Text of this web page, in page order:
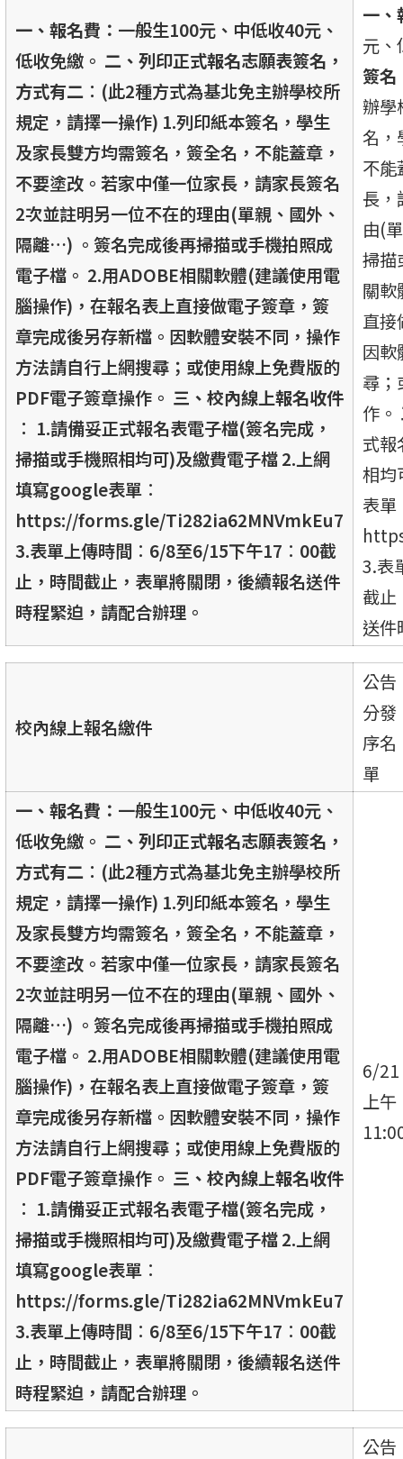
一、報名費： 一般生100元、中低收40元、
低收免繳。 二、列印正式報名志願表簽名，
方式有二︰ (此2種方式為基北免主辦學校所
規定，請擇一操作) 1.列印紙本簽名，學生
及家長雙方均需簽名，簽全名，不能蓋章，
不要塗改。若家中僅一位家長，請家長簽名
2次並註明另一位不在的理由(單親、國外、
隔離…) 。簽名完成後再掃描或手機拍照成
電子檔。 2.用ADOBE相關軟體(建議使用電
腦操作)，在報名表上直接做電子簽章，簽
章完成後另存新檔。因軟體安裝不同，操作
方法請自行上網搜尋；或使用線上免費版的
PDF電子簽章操作。 三、校內線上報名收件
︰ 1.請備妥正式報名表電子檔(簽名完成，
掃描或手機照相均可)及繳費電子檔 2.上網
填寫google表單︰
https://forms.gle/Ti282ia62MNVmkEu7
3.表單上傳時間︰6/8至6/15下午17︰00截
止，時間截止，表單將關閉，後續報名送件
時程緊迫，請配合辦理。
一、
元
簽名
辦學
名，
不能
長，
由(
掃描
關軟
直接
因軟
尋；
作。
式報
相均
表單
3.表
截止
送件
校內線上報名繳件
公告
分發
序名
單
一、報名費： 一般生100元、中低收40元、
低收免繳。 二、列印正式報名志願表簽名，
方式有二︰ (此2種方式為基北免主辦學校所
規定，請擇一操作) 1.列印紙本簽名，學生
及家長雙方均需簽名，簽全名，不能蓋章，
不要塗改。若家中僅一位家長，請家長簽名
2次並註明另一位不在的理由(單親、國外、
隔離…) 。簽名完成後再掃描或手機拍照成
電子檔。 2.用ADOBE相關軟體(建議使用電
腦操作)，在報名表上直接做電子簽章，簽
章完成後另存新檔。因軟體安裝不同，操作
方法請自行上網搜尋；或使用線上免費版的
PDF電子簽章操作。 三、校內線上報名收件
︰ 1.請備妥正式報名表電子檔(簽名完成，
掃描或手機照相均可)及繳費電子檔 2.上網
填寫google表單︰
https://forms.gle/Ti282ia62MNVmkEu7
3.表單上傳時間︰6/8至6/15下午17︰00截
止，時間截止，表單將關閉，後續報名送件
時程緊迫，請配合辦理。
6/21
上午
公告